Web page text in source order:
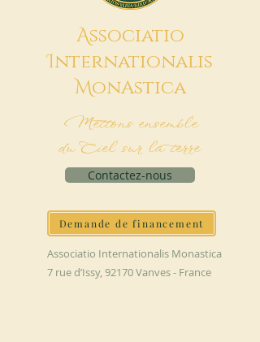
Associatio
Internationalis
MonAstica
Mettons ensemble
du Ciel sur la terre
Contactez-nous
Demande de financement
Associatio Internationalis Monastica
7 rue d’Issy, 92170 Vanves - France